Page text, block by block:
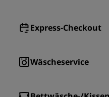
Express-Checkout
Wäscheservice